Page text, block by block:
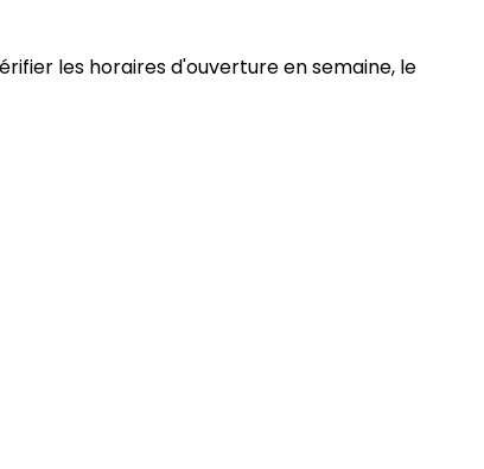
les horaires d'ouverture en semaine, le